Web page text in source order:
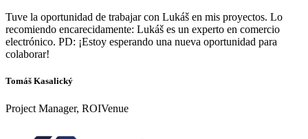
Tuve la oportunidad de trabajar con Lukáš en mis proyectos. Lo
recomiendo encarecidamente: Lukáš es un experto en comercio
electrónico. PD: ¡Estoy esperando una nueva oportunidad para
colaborar!
Tomáš Kasalický
Project Manager, ROIVenue